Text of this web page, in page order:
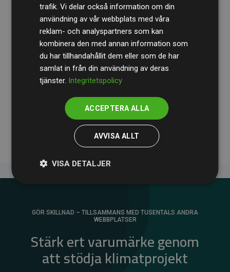
RevisionsbyrånBDOgranskar kontinuerligt våra
beräkningar och vår metod för att säkerställa
transparens och tillförlitlighet.
Deras granskning visar att våra investeringar i
klimatprojekt i genomsnitt kompenserar för
de beräknade CO₂-utsläppenfrån
medlemswebbplatser – ett tydligt bevis på att vårt
arbetssätt ger mätbar klimatnytta.
GÖR SKILLNAD – TILLSAMMANS MED TUSENTALS ANDRA
WEBBPLATSER
Stärk ert varumärke genom
att stödja klimatprojekt
trafik. Vi delar också information om din
användning av vår webbplats med våra
reklam- och analyspartners som kan
kombinera den med annan information som
du har tillhandahållit dem eller som de har
samlat in från din användning av deras
tjänster. Integritetspolicy
ACCEPTERA ALLA
AVVISA ALLT
VISA DETALJER